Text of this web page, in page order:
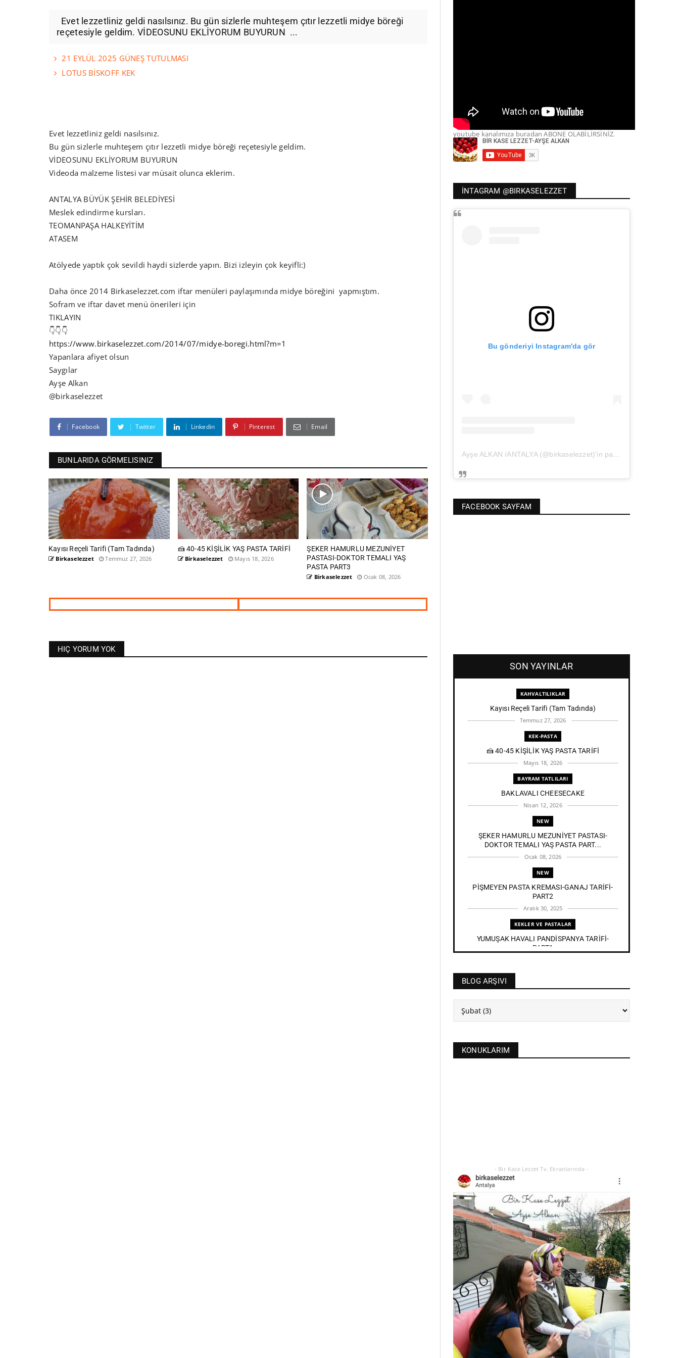
Evet lezzetliniz geldi nasılsınız. Bu gün sizlerle muhteşem çıtır lezzetli midye böreği
reçetesiyle geldim. VİDEOSUNU EKLİYORUM BUYURUN ...
21 EYLÜL 2025 GÜNEŞ TUTULMASI
LOTUS BİSKOFF KEK
Evet lezzetliniz geldi nasılsınız.
Bu gün sizlerle muhteşem çıtır lezzetli midye böreği reçetesiyle geldim.
VİDEOSUNU EKLİYORUM BUYURUN
Videoda malzeme listesi var müsait olunca eklerim.
ANTALYA BÜYÜK ŞEHİR BELEDİYESİ
Meslek edindirme kursları.
TEOMANPAŞA HALKEYİTİM
ATASEM
Atölyede yaptık çok sevildi haydi sizlerde yapın. Bizi izleyin çok keyifli:)
Daha önce 2014 Birkaselezzet.com iftar menüleri paylaşımında midye böreğini yapmıştım.
Sofram ve iftar davet menü önerileri için
TIKLAYIN
👇👇👇
https://www.birkaselezzet.com/2014/07/midye-boregi.html?m=1
Yapanlara afiyet olsun
Saygılar
Ayşe Alkan
@birkaselezzet
Facebook Twitter Linkedin Pinterest Email
BUNLARIDA GÖRMELISINIZ
Kayısı Reçeli Tarifi (Tam Tadında)
Birkaselezzet Temmuz 27, 2026
🍰 40-45 KİŞİLİK YAŞ PASTA TARİFİ
Birkaselezzet Mayıs 18, 2026
ŞEKER HAMURLU MEZUNİYET
PASTASI-DOKTOR TEMALI YAŞ
PASTA PART3
Birkaselezzet Ocak 08, 2026
HIÇ YORUM YOK
youtube kanalımıza buradan ABONE OLABİLİRSİNİZ.
İNTAGRAM @BIRKASELEZZET
Bu gönderiyi Instagram'da gör
Ayşe ALKAN /ANTALYA (@birkaselezzet)'in paylaştığı bir gönderi
FACEBOOK SAYFAM
SON YAYINLAR
KAHVALTILIKLAR
Kayısı Reçeli Tarifi (Tam Tadında)
Temmuz 27, 2026
KEK-PASTA
🍰 40-45 KİŞİLİK YAŞ PASTA TARİFİ
Mayıs 18, 2026
BAYRAM TATLILARI
BAKLAVALI CHEESECAKE
Nisan 12, 2026
NEW
ŞEKER HAMURLU MEZUNİYET PASTASI-
DOKTOR TEMALI YAŞ PASTA PART...
Ocak 08, 2026
NEW
PİŞMEYEN PASTA KREMASI-GANAJ TARİFİ-
PART2
Aralık 30, 2025
KEKLER VE PASTALAR
YUMUŞAK HAVALI PANDİSPANYA TARİFİ-
PART1
İRMİK HELVASI TARİFİ
KURABİYELER
BLOG ARŞIVI
KONUKLARIM
- Bir Kase Lezzet Tv. Ekranlarında -